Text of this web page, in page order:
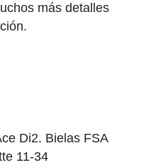
más detalles
Di2. Bielas FSA
11-34